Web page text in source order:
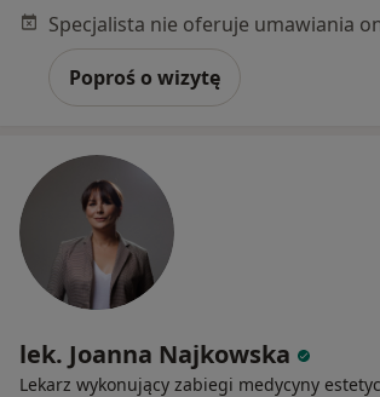
Poproś o wizytę
lek. Joanna Najkowska
Lekarz wykonujący zabiegi medycyny